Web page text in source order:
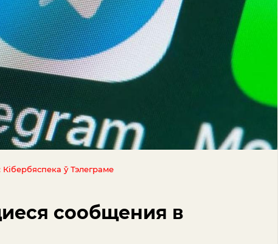
Кібербяспека ў Тэлеграме
сообщения в